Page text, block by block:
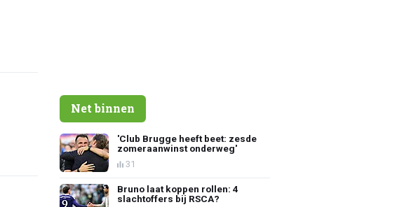
Net binnen
'Club Brugge heeft beet: zesde
zomeraanwinst onderweg'
31
Bruno laat koppen rollen: 4
slachtoffers bij RSCA?